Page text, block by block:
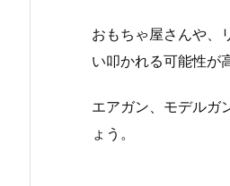
おもちゃ屋さんや、
い叩かれる可能性が
エアガン、モデルガ
ょう。